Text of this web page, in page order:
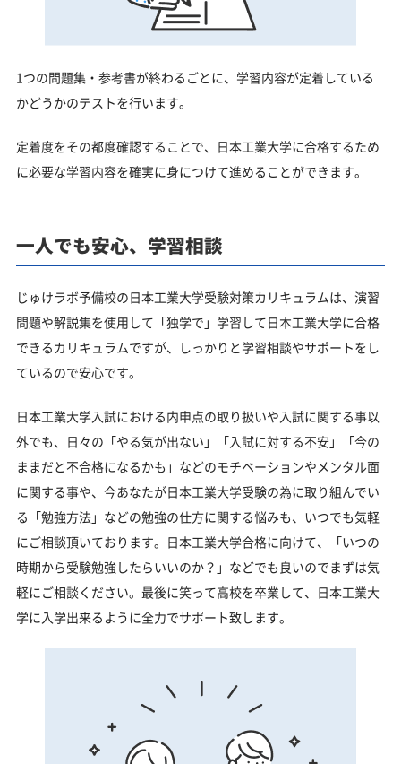
1つの問題集・参考書が終わるごとに、学習内容が定着している
かどうかのテストを行います。
定着度をその都度確認することで、日本工業大学に合格するため
に必要な学習内容を確実に身につけて進めることができます。
一人でも安心、学習相談
じゅけラボ予備校の日本工業大学受験対策カリキュラムは、演習
問題や解説集を使用して「独学で」学習して日本工業大学に合格
できるカリキュラムですが、しっかりと学習相談やサポートをし
ているので安心です。
日本工業大学入試における内申点の取り扱いや入試に関する事以
外でも、日々の「やる気が出ない」「入試に対する不安」「今の
ままだと不合格になるかも」などのモチベーションやメンタル面
に関する事や、今あなたが日本工業大学受験の為に取り組んでい
る「勉強方法」などの勉強の仕方に関する悩みも、いつでも気軽
にご相談頂いております。日本工業大学合格に向けて、「いつの
時期から受験勉強したらいいのか？」などでも良いのでまずは気
軽にご相談ください。最後に笑って高校を卒業して、日本工業大
学に入学出来るように全力でサポート致します。